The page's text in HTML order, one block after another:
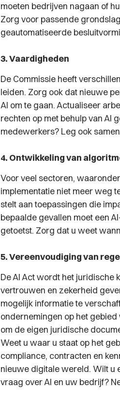
moeten bedrijven nagaan of
Zorg voor passende
geautomatiseerde
3. Vaardigheden
De Commissie heeft
leiden. Zorg ook dat nieuwe
AI om te gaan. Actualiseer
rechten op met behulp van AI
medewerkers? Leg ook
4. Ontwikkeling van
Voor veel sectoren,
implementatie niet meer weg
stelt aan toepassingen die
bepaalde gevallen moet een
getoetst. Zorg dat u weet
5. Vereenvoudiging van
De AI Act wordt het juridische
vertrouwen en zekerheid
mogelijk informatie te
ondernemingen op het
om de eigen juridische
Weet u waar u staat op het
compliance, contracten en
nieuwe digitale wereld. Wilt u
vraag over AI en uw bedrijf?